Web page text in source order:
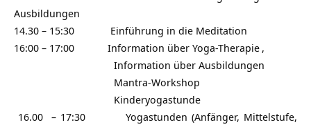
Ausbildungen
14.30 – 15:30 Einführung in die Meditation
16:00 – 17:00 Information über Yoga-Therapie ,
Information über Ausbildungen
Mantra-Workshop
Kinderyogastunde
16.00 – 17:30 Yogastunden (Anfänger, Mittelstufe,